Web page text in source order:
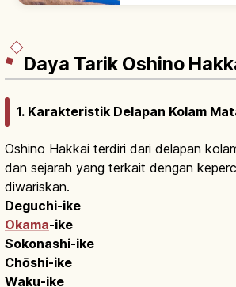
Daya Tarik Oshino
1. Karakteristik Delapan Kolam
Oshino Hakkai terdiri dari delapan
dan sejarah yang terkait dengan
diwariskan.
Deguchi-ike
Okama-ike
Sokonashi-ike
Chōshi-ike
Waku-ike